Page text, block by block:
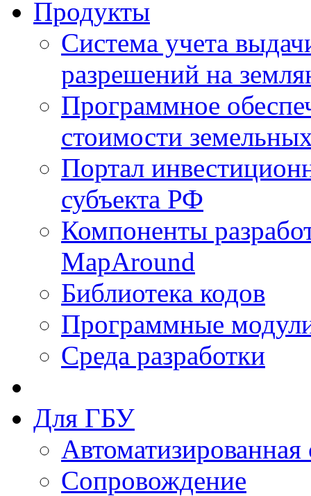
Продукты
Система учета
разрешений на
Программное
стоимости
Портал
субъекта РФ
Компоненты
MapAround
Библиотека кодов
Программные
Среда разработки
Для ГБУ
Сопровождение